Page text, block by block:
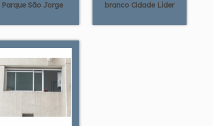
Parque São Jorge
branco Cidade Líder